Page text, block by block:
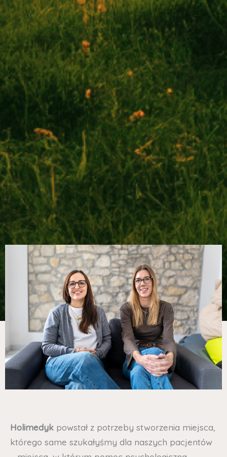
Holimedyk powstał z potrzeby stworzenia miejsca,
którego same szukałyśmy dla naszych pacjentów